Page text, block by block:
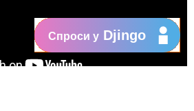
Спроси у Djingo